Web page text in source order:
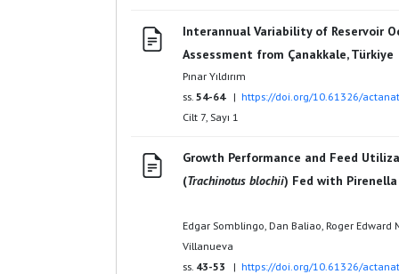
Interannual Variability of Reservoir
Assessment from Çanakkale, Türkiye
Pınar Yıldırım
ss. 54-64| https://doi.org/10.61326/
Cilt 7, Sayı 1
Growth Performance and Feed
(Trachinotus blochii) Fed with
Edgar Somblingo, Dan Baliao, Roger Edward
Villanueva
ss. 43-53 | https://doi.org/10.61326/